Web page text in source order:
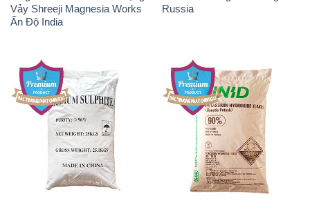
Vảy Shreeji Magnesia Works
Ấn Độ India
Russia